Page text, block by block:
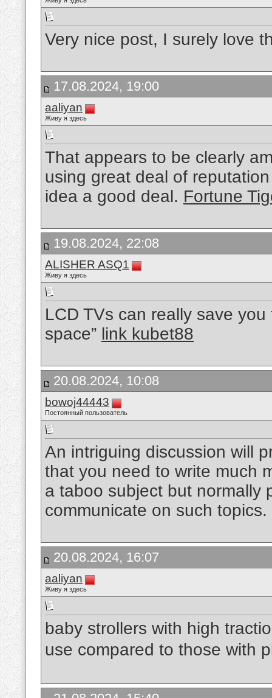
Very nice post, I surely love
17.08.2024, 19:00
aaliyan
Живу я здесь
That appears to be clearly
using great deal of
idea a good deal. Fortune
19.08.2024, 22:08
ALISHER ASQ1
Живу я здесь
LCD TVs can really save
space” link kubet88
20.08.2024, 10:08
bowoj44443
Постоянный пользователь
An intriguing discussion will
that you need to write much
a taboo subject but normally
communicate on such
20.08.2024, 16:07
aaliyan
Живу я здесь
baby strollers with high
use compared to those with